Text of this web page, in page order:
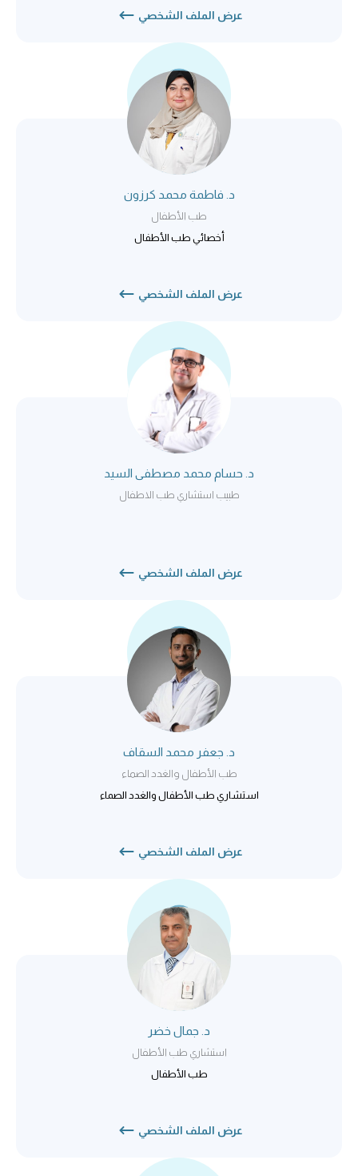
عرض الملف الشخصي
د. فاطمة محمد كرزون
طب الأطفال
أخصائي طب الأطفال
عرض الملف الشخصي
د. حسام محمد مصطفى السيد
طبيب استشاري طب الاطفال
عرض الملف الشخصي
د. جعفر محمد السقاف
طب الأطفال والغدد الصماء
استشاري طب الأطفال والغدد الصماء
عرض الملف الشخصي
د. جمال خضر
استشاري طب الأطفال
طب الأطفال
عرض الملف الشخصي